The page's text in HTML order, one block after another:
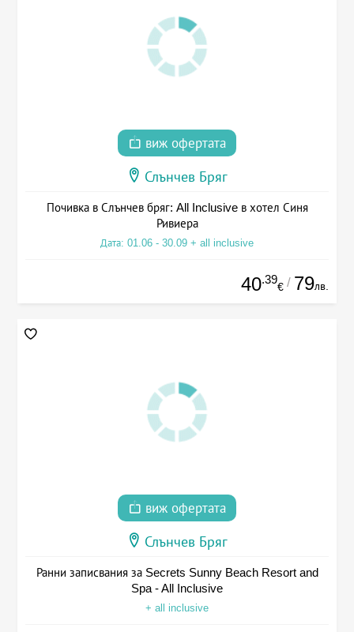
виж офертата
Слънчев Бряг
Почивка в Слънчев бряг: All Inclusive в хотел Синя
Ривиера
Дата: 01.06 - 30.09 + all inclusive
40.39
€ / 79лв.
виж офертата
Слънчев Бряг
Ранни записвания за Secrets Sunny Beach Resort and
Spa - All Inclusive
+ all inclusive